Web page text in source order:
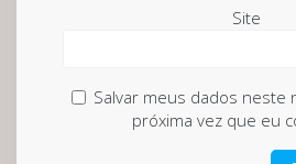
Site
Salvar meus dados neste
próxima vez que eu